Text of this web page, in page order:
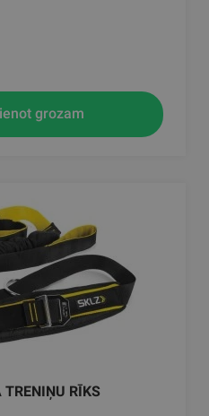
grozam
RĪKS